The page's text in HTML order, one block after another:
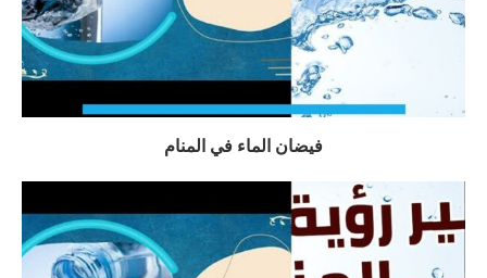
فيضان الماء في المنام